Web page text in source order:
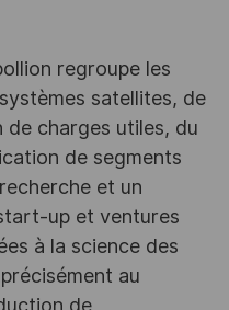
regroupe les
satellites, de
charges utiles, du
de segments
et un
up et ventures
à la science des
au
de